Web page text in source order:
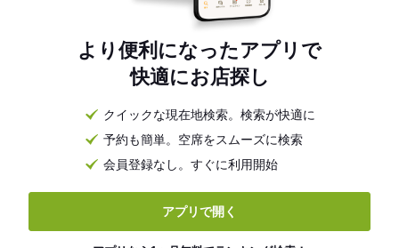
より便利になったアプリで
快適にお店探し
クイックな現在地検索。検索が快適に
予約も簡単。空席をスムーズに検索
会員登録なし。すぐに利用開始
アプリで開く